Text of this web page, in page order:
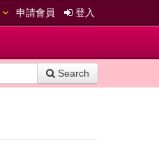
申請會員 登入
Search